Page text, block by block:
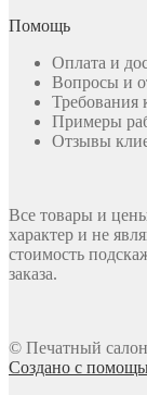
Помощь
Оплата и
Вопросы и
Требования
Примеры
Отзывы
Все товары и
характер и не
стоимость
заказа.
© Печатный
Создано с